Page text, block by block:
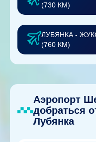
(730 КМ)
ЛУБЯНКА -
(760 КМ)
Аэропорт
добраться
Лубянка